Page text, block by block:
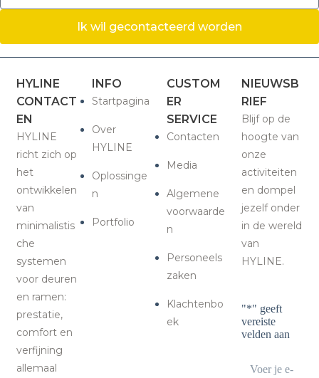
Ik wil gecontacteerd worden
HYLINE
CONTACT
EN
HYLINE
richt zich op
het
ontwikkelen
van
minimalistis
che
systemen
voor deuren
en ramen:
prestatie,
comfort en
verfijning
allemaal
INFO
Startpagina
Over
HYLINE
Oplossinge
n
Portfolio
CUSTOM
ER
SERVICE
Contacten
Media
Algemene
voorwaarde
n
Personeels
zaken
Klachtenbo
ek
NIEUWSB
RIEF
Blijf op de
hoogte van
onze
activiteiten
en dompel
jezelf onder
in de wereld
van
HYLINE.
"*" geeft
vereiste
velden aan
Email*